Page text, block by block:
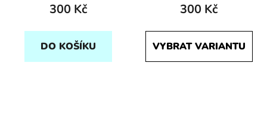
300 Kč
DO KOŠÍKU
300 Kč
VYBRAT VARIANTU